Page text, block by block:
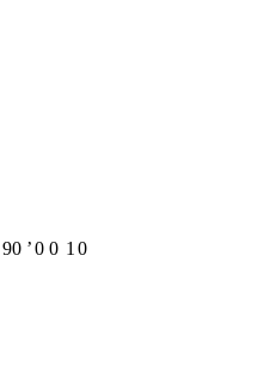
90 ʼ0 0 1 0